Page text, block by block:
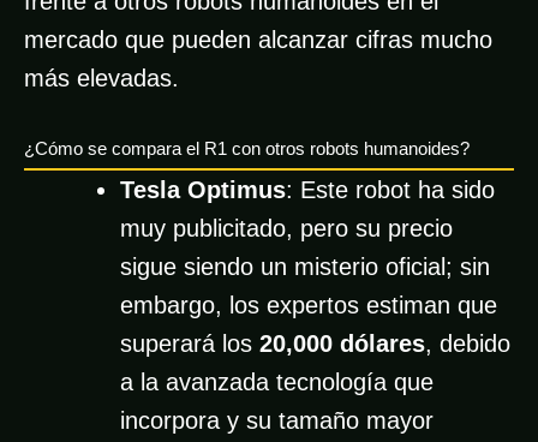
mercado que pueden alcanzar cifras mucho
más elevadas.
¿Cómo se compara el R1 con otros robots humanoides?
Tesla Optimus: Este robot ha sido
muy publicitado, pero su precio
sigue siendo un misterio oficial; sin
embargo, los expertos estiman que
superará los 20,000 dólares, debido
a la avanzada tecnología que
incorpora y su tamaño mayor